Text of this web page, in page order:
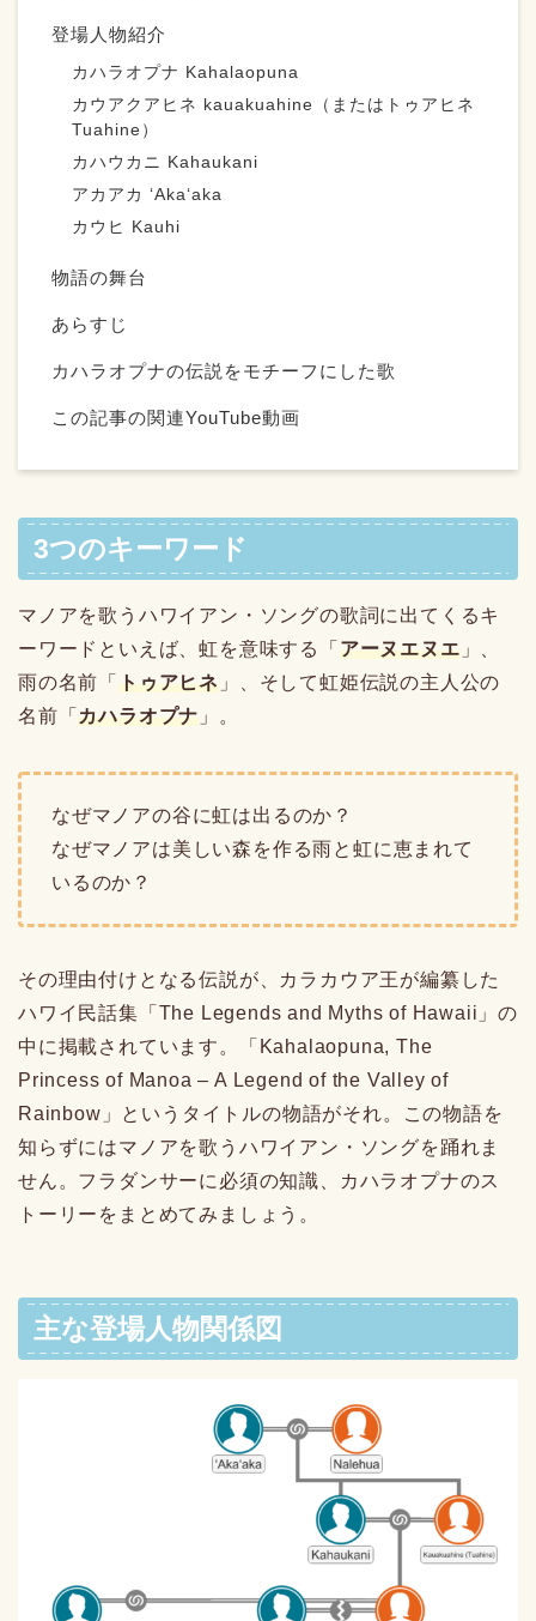
登場人物紹介
カハラオプナ Kahalaopuna
カウアクアヒネ kauakuahine（またはトゥアヒネ
Tuahine）
カハウカニ Kahaukani
アカアカ ʻAkaʻaka
カウヒ Kauhi
物語の舞台
あらすじ
カハラオプナの伝説をモチーフにした歌
この記事の関連YouTube動画
3つのキーワード
マノアを歌うハワイアン・ソングの歌詞に出てくるキ
ーワードといえば、虹を意味する「 アーヌエヌエ 」、
雨の名前「
トゥアヒネ 」、そして虹姫伝説の主人公の
名前「 カハラオプナ 」。
なぜマノアの谷に虹は出るのか？
なぜマノアは美しい森を作る雨と虹に恵まれて
いるのか？
その理由付けとなる伝説が、カラカウア王が編纂した
ハワイ民話集「The Legends and Myths of Hawaii」の
中に掲載されています。「Kahalaopuna, The
Princess of Manoa – A Legend of the Valley of
Rainbow」というタイトルの物語がそれ。この物語を
知らずにはマノアを歌うハワイアン・ソングを踊れま
せん。フラダンサーに必須の知識、カハラオプナのス
トーリーをまとめてみましょう。
主な登場人物関係図